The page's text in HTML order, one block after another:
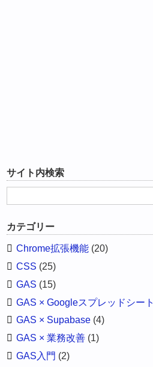
サイト内検索
カテゴリー
Chrome拡張機能 (20)
CSS (25)
GAS (15)
GAS × Googleスプレッドシート
GAS × Supabase (4)
GAS × 業務改善 (1)
GAS入門 (2)